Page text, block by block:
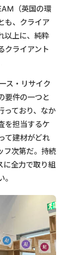
（英国の環
も、クライア
以上に、純粋
クライアント
ス・リサイク
要件の一つと
っており、なか
を担当するケ
て建材がどれ
フ次第だ。持続
に全力で取り組